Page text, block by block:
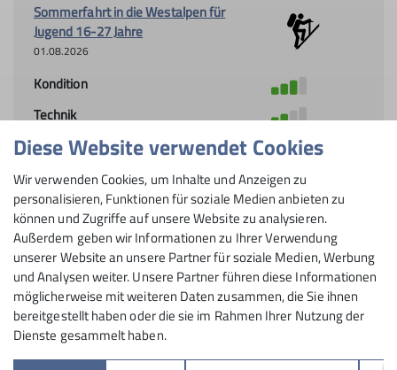
Sommerfahrt in die Westalpen für
Jugend 16-27 Jahre
01.08.2026
Kondition
Technik
Organisation
Johannes
Sektion
Diese Website verwendet Cookies
Wir verwenden Cookies, um Inhalte und Anzeigen zu
personalisieren, Funktionen für soziale Medien anbieten zu
können und Zugriffe auf unsere Website zu analysieren.
Außerdem geben wir Informationen zu Ihrer Verwendung
unserer Website an unsere Partner für soziale Medien, Werbung
und Analysen weiter. Unsere Partner führen diese Informationen
möglicherweise mit weiteren Daten zusammen, die Sie ihnen
bereitgestellt haben oder die sie im Rahmen Ihrer Nutzung der
Dienste gesammelt haben.